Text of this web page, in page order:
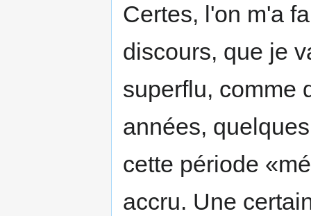
Certes, l'on m'a
discours, que je
superflu, comme
années,
cette période
accru. Une